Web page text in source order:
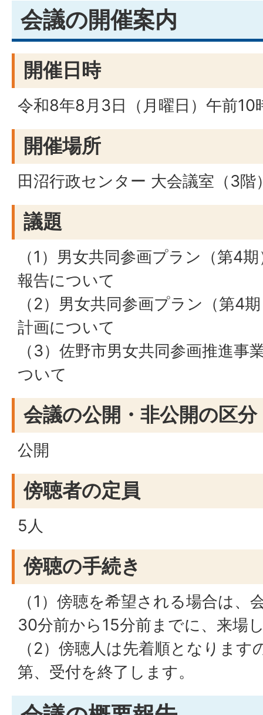
会議の開催案内
開催日時
令和8年8月3日（月曜日）午前10
開催場所
田沼行政センター 大会議室（3階
議題
（1）男女共同参画プラン（第4
報告について
（2）男女共同参画プラン（第4
計画について
（3）佐野市男女共同参画推進事
ついて
会議の公開・非公開の区分
公開
傍聴者の定員
5人
傍聴の手続き
（1）傍聴を希望される場合は、
30分前から15分前までに、来場
（2）傍聴人は先着順となりま
第、受付を終了します。